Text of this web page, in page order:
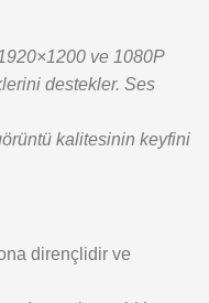
ve 1080P
destekler. Ses
kalitesinin keyfini
dirençlidir ve